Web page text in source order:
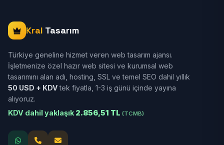
Kral Tasarım
Türkiye geneline hizmet veren web tasarım ajansı.
İşletmenize özel hazır web sitesi ve kurumsal web
tasarımını alan adı, hosting, SSL ve temel SEO dahil yıllık
50 USD + KDVtek fiyatla, 1-3 iş günü içinde yayına
alıyoruz.
KDV dahil yaklaşık 2.856,51 TL (TCMB)